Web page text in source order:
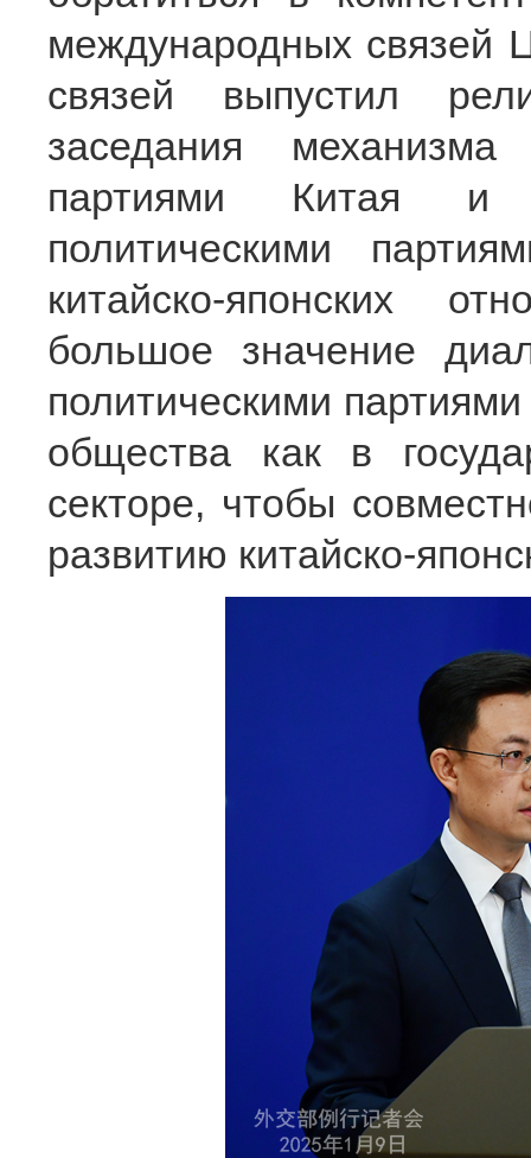
международных связей
связей выпустил
заседания
партиями Китая
политическими
китайско-японских
большое значение
политическими
общества как в
секторе, чтобы
развитию китайско-